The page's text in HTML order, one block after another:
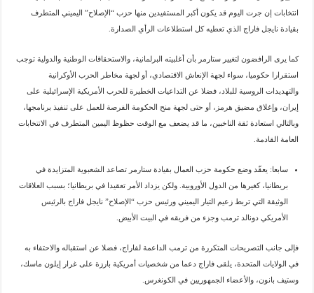
انتخابات إن جرت اليوم قد يكون أكبر المستفيدين منها حزب “الإصلاح” اليميني المتطرف
بقيادة نايجل فاراج الذي تعطيه كل استطلاعات الرأي الصدارة.
كما يرى الرافضون لتغيير ستارمر بأن أغلبيته البرلمانية، والاستحقاقات الوطنية والدولية توجب
استقرارا حكوميا، سواء لجهة الإنعاش الاقتصادي، أو لجهة مخاطر الحرب الأوكرانية
والتهديدات الروسية للبلاد، فضلا عن التداعيات الخطيرة للحرب الأمريكية الإسرائيلية على
إيران، وإغلاق مضيق هرمز، أو حتى لجهة منح الحكومة الفرصة للعمل على تنفيذ برنامجها،
وبالتالي استعادة ثقة الناخبين، ما قد يضعف مع الوقت حظوظ اليمين المتطرف في الانتخابات
العامة القادمة.
سابعا: يعقّد وضع حكومة حزب العمال بقيادة ستارمر تصاعد الشعبوية المتزايدة في
بريطانيا، كغيرها من الدول الأوروبية. ولكن يزداد الأمر تعقيدا في بريطانيا؛ بسبب العلاقات
الوثيقة التي تربط زعيم التيار اليميني ورئيس حزب “الإصلاح” نايجل فاراج بالرئيس
الأمريكي دونالد ترمب وجزء من فريقه في البيت الأبيض.
فإلى جانب التصريحات المتكررة من ترمب الداعمة لفاراج، فضلا عن استقباله والاحتفاء به
في الولايات المتحدة، يلقى فاراج دعما من شخصيات أمريكية بارزة على غرار إيلون ماسك،
وستيف بانون، والأعضاء الجمهوريين في الكونغرس.